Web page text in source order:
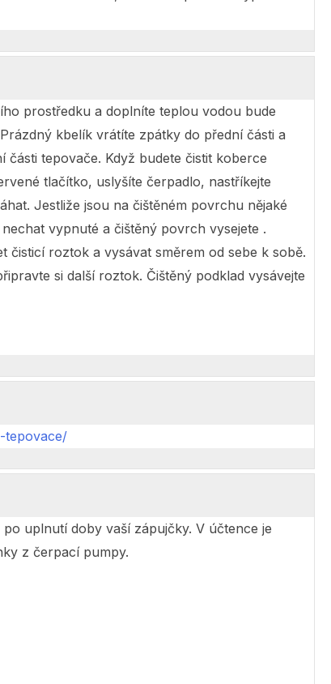
prostředku a doplníte teplou vodou bude
kbelík vrátíte zpátky do přední části a
tepovače. Když budete čistit koberce
tlačítko, uslyšíte čerpadlo, nastříkejte
Jestliže jsou na čištěném povrchu nějaké
vypnuté a čištěný povrch vysejete .
roztok a vysávat směrem od sebe k sobě.
si další roztok. Čištěný podklad vysávejte
tepovace/
uplnutí doby vaší zápujčky. V účtence je
z čerpací pumpy.